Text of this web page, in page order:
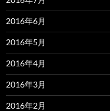
2016年6月
2016年5月
2016年4月
2016年3月
2016年2月